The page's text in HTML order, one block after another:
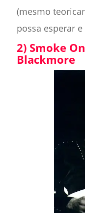
(mesmo
possa esperar
2) Smoke
Blackmore